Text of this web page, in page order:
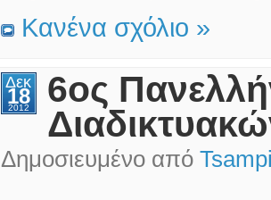
Κανένα σχόλιο »
Δεκ
18
2012
6ος
Δημοσιευμένο από